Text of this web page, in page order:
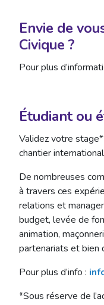
Envie de
Civique ?
Pour plus
Étudiant ou
Validez votre
chantier
De nombreuses
à travers ces
relations et
budget, levée de
animation,
partenariats et bien
Pour plus d’info :
*Sous réserve de